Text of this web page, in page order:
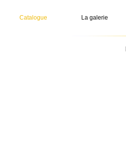
Catalogue La galerie